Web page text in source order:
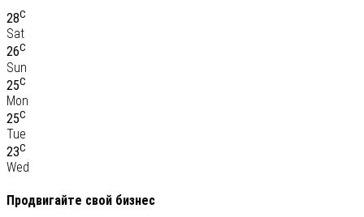
28C
Sat
26C
Sun
25C
Mon
25C
Tue
23C
Wed
Продвигайте свой бизнес